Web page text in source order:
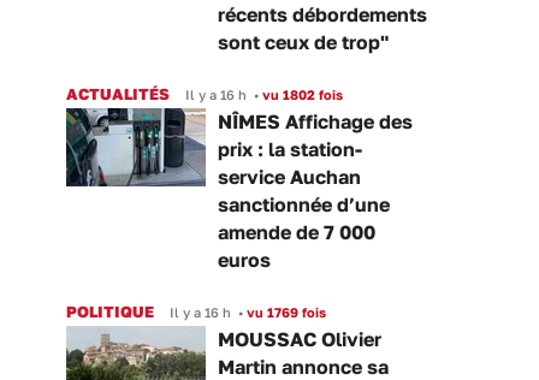
récents débordements
sont ceux de trop"
ACTUALITÉS Il y a 16 h • vu 1802 fois
NÎMES Affichage des
prix : la station-
service Auchan
sanctionnée d’une
amende de 7 000
euros
POLITIQUE Il y a 16 h • vu 1769 fois
MOUSSAC Olivier
Martin annonce sa